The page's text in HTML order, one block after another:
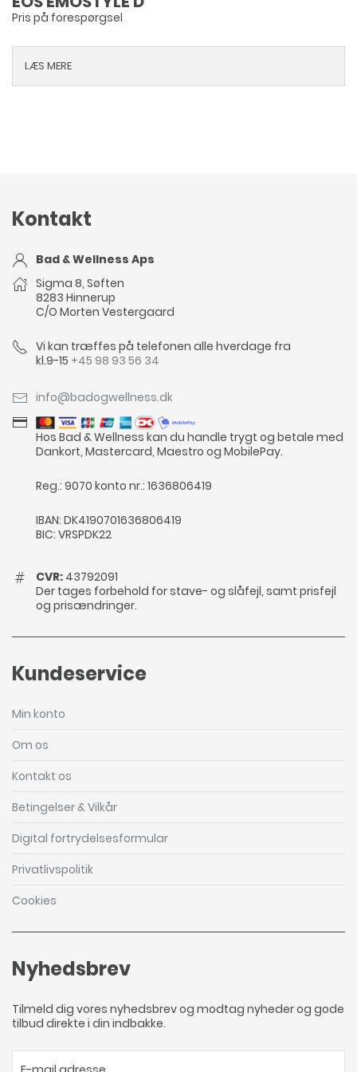
Pris på forespørgsel
LÆS MERE
Kontakt
Bad & Wellness Aps
Sigma 8, Søften
8283 Hinnerup
C/O Morten Vestergaard
Vi kan træffes på telefonen alle hverdage fra
kl.9-15 +45 98 93 56 34
info@badogwellness.dk
Hos Bad & Wellness kan du handle trygt og betale med
Dankort, Mastercard, Maestro og MobilePay.
Reg.: 9070 konto nr.: 1636806419
IBAN: DK4190701636806419
BIC: VRSPDK22
CVR: 43792091
Der tages forbehold for stave- og slåfejl, samt prisfejl
og prisændringer.
Kundeservice
Min konto
Om os
Kontakt os
Betingelser & Vilkår
Digital fortrydelsesformular
Privatlivspolitik
Cookies
Nyhedsbrev
Tilmeld dig vores nyhedsbrev og modtag nyheder og gode
tilbud direkte i din indbakke.